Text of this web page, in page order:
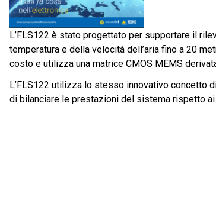
L’FLS122 è stato progettato per supportare il
temperatura e della velocità dell’aria fino a 20
costo e utilizza una matrice CMOS MEMS
L’FLS122 utilizza lo stesso innovativo concetto
di bilanciare le prestazioni del sistema rispetto